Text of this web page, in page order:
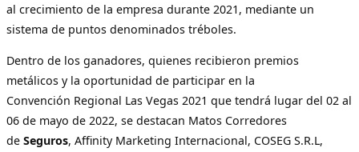
al crecimiento de la empresa durante 2021, mediante un
sistema de puntos denominados tréboles.
Dentro de los ganadores, quienes recibieron premios
metálicos y la oportunidad de participar en la
Convención Regional Las Vegas 2021 que tendrá lugar del 02 al
06 de mayo de 2022, se destacan Matos Corredores
de Seguros, Affinity Marketing Internacional, COSEG S.R.L,